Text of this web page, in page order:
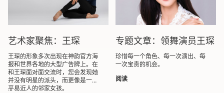
艺术家聚焦：王琛
王琛的形象多次出现在神韵官方海
报和世界各地的大型广告牌上。在
和王琛面对面交流时，您会发现她
并没有明星的派头，而更像是一名
平易近人的邻家女孩。
...
专题文章：领舞演员王琛
珍惜每一个角色、每一次演出、每
一次宝贵的机会。
阅读